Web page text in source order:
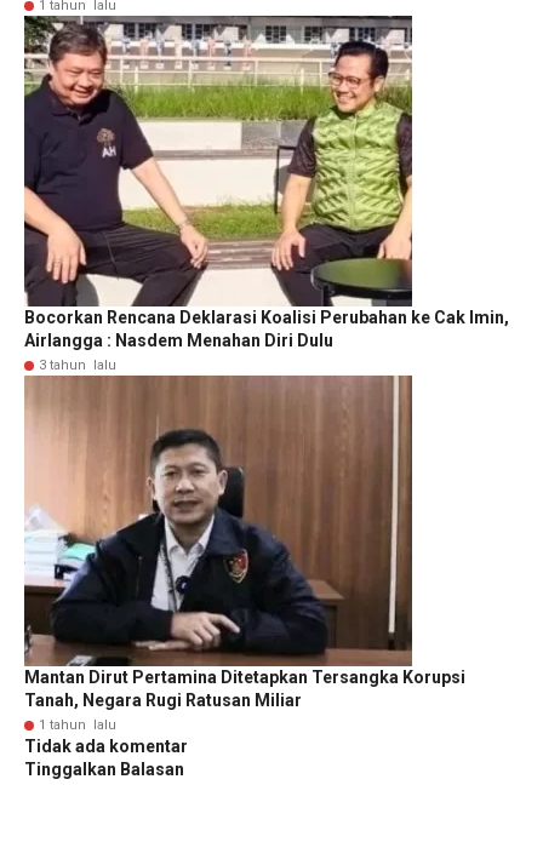
1 tahun lalu
Bocorkan Rencana Deklarasi Koalisi Perubahan ke Cak Imin,
Airlangga : Nasdem Menahan Diri Dulu
3 tahun lalu
Mantan Dirut Pertamina Ditetapkan Tersangka Korupsi
Tanah, Negara Rugi Ratusan Miliar
1 tahun lalu
Tidak ada komentar
Tinggalkan Balasan